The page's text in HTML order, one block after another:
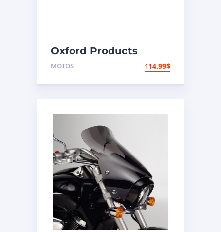
Oxford Products
Coffre arrière
MOTOS 114.99$